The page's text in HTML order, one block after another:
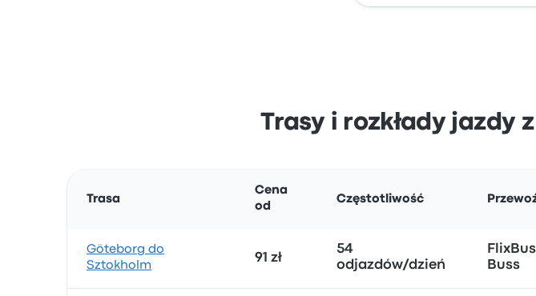
Trasy i rozkłady jazdy
Trasa
Cena
od
Częstotliwość
Göteborg do
Sztokholm
91 zł
54
odjazdów/dzień
Buss